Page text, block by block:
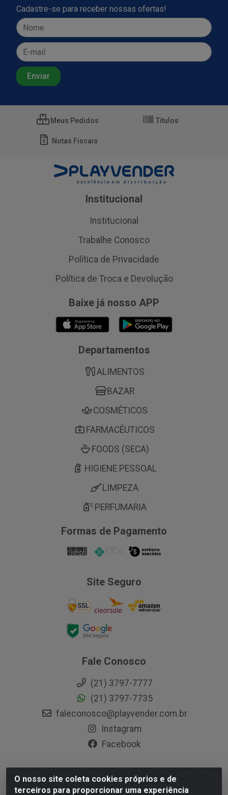
O nosso site coleta cookies próprios e de
terceiros para proporcionar uma experiência
Cadastre-se para receber nossas ofertas!
Meus Pedidos Títulos
Notas Fiscais
Institucional
Institucional
Trabalhe Conosco
Política de Privacidade
Política de Troca e Devolução
Baixe já nosso APP
Departamentos
ALIMENTOS
BAZAR
COSMÉTICOS
FARMACÊUTICOS
FOODS (SECA)
HIGIENE PESSOAL
LIMPEZA
PERFUMARIA
Formas de Pagamento
Site Seguro
Fale Conosco
(21) 3797-7777
(21) 3797-7735
faleconosco@playvender.com.br
Instagram
Facebook
Playvender Distribuidora - Avenida Ana Dantas, 183-